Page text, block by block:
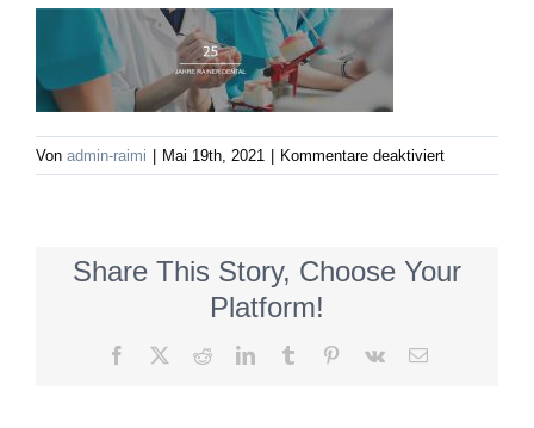
Von admin-raimi Mai 19th, 2021 Kommentare deaktiviertfür
Share This Story, Choose Your
Platform!
Facebook RedditLinkedInTumblr Pinterest
Vk
E-